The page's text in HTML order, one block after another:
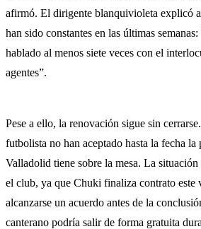
afirmó. El dirigente blanquivioleta explicó
han sido constantes en las últimas
hablado al menos siete veces con el
agentes”.
Pese a ello, la renovación sigue sin
futbolista no han aceptado hasta la fecha la
Valladolid tiene sobre la mesa. La
el club, ya que Chuki finaliza contrato este
alcanzarse un acuerdo antes de la
canterano podría salir de forma gratuita